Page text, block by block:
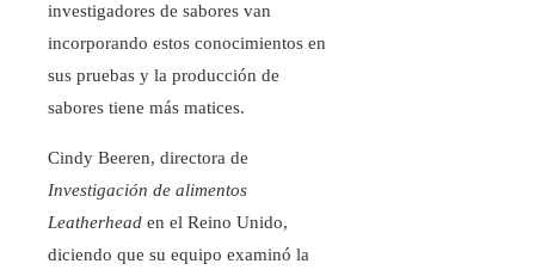
investigadores de sabores van
incorporando estos conocimientos en
sus pruebas y la producción de
sabores tiene más matices.
Cindy Beeren, directora de
Investigación de alimentos
Leatherhead en el Reino Unido,
diciendo que su equipo examinó la